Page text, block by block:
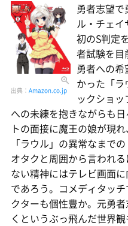
出典： Amazon.co.jp
勇者志望で
ル・チェ
初のS判定
者試験を目
勇者への
かった「
ックショ
への未練を抱きながらも
トの面接に魔王の娘が現
「ラウル」の異常なまで
オタクと周囲から言われ
ない精神にはテレビ画面
であろう。コメディタッ
クターも個性豊か。元勇
くというぶっ飛んだ世界観